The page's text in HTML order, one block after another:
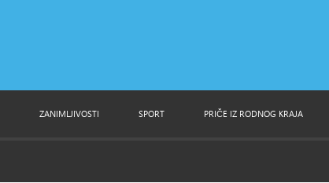
ZANIMLJIVOSTI SPORT PRIČE IZ RODNOG KRAJA